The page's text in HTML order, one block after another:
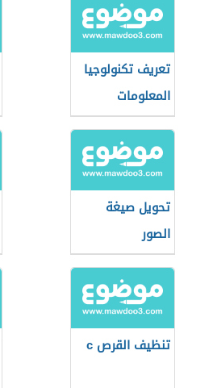
تعريف تكنولوجيا
المعلومات
والاتصالات
تحويل صيغة
الصور
تنظيف القرص c